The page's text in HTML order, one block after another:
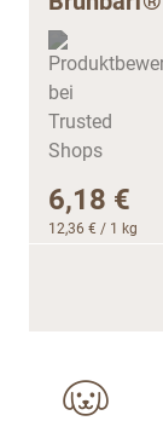
6,18 €
12,36 € / 1 kg